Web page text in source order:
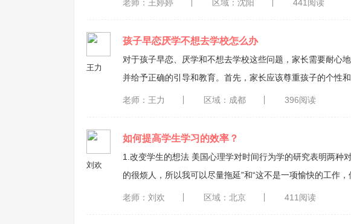
用技术：使用一些教育类的应用程序、网站和游戏等，可以让孩子更
老师：王婷婷 区域：沈阳 441阅读
王力
孩子早恋厌学不想去学校怎么办
对于孩子早恋、厌学和不想去学校这些问题，家长需要耐心
并给予正确的引导和教育。首先，家长应该尊重孩子的个性
的事情。其次，家长可以通过一些方式帮助孩子缓解压力和
老师：王力 区域：成都 396阅读
刘欢
如何提高学生学习的效率？
1.改变学生的想法 美国心理学对时间行为学的研究表明两种对时间的态度：“这项工作必须完成，但它真
的很烦人，所以我可以尽量拖延”和“这不是一项愉快的工作
我才能早点摆脱它。” 当你有动机时，快速迈出第一步是非常重要的。不要马上推翻你的整个习惯，只要
老师：刘欢 区域：北京 411阅读